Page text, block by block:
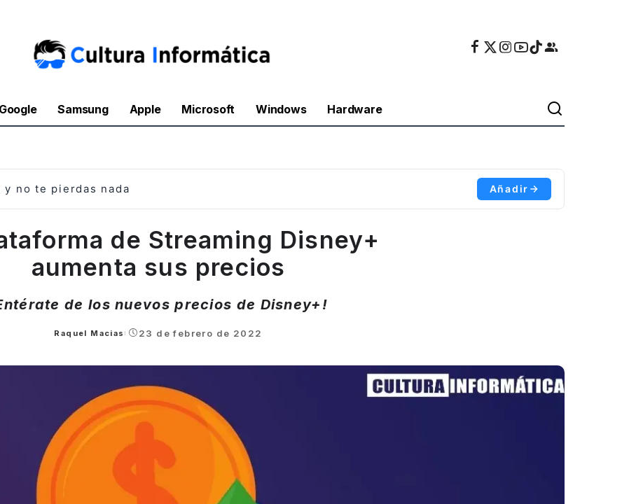
Google Samsung Apple Microsoft Windows Hardware
y no te pierdas nada Añadir
de Streaming Disney+
aumenta sus precios
de los nuevos precios de Disney+!
Posted
Raquel Macias 23 de febrero de 2022